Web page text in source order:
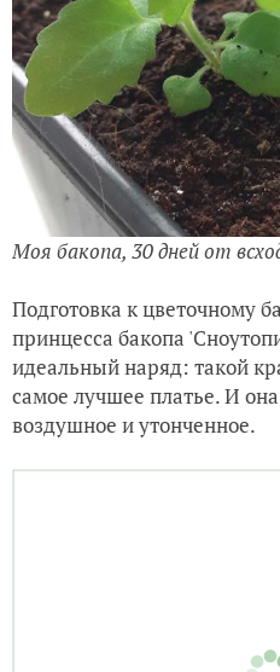
Моя бакопа, 30 дней от
Подготовка к цветочному
принцесса бакопа
идеальный наряд: такой
самое лучшее платье. И
воздушное и утонченное.